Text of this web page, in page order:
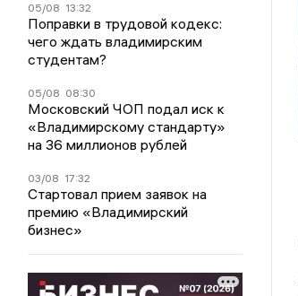
05/08 13:32
Поправки в трудовой кодекс:
чего ждать владимирским
студентам?
05/08 08:30
Московский ЧОП подал иск к
«Владимирскому стандарту»
на 36 миллионов рублей
03/08 17:32
Стартовал прием заявок на
премию «Владимирский
бизнес»